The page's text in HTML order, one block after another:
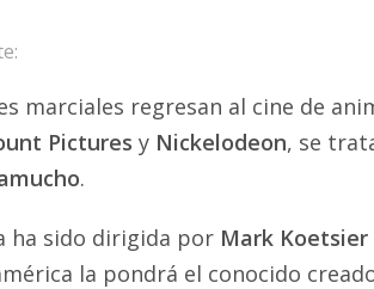
marciales regresan al cine de
Pictures y Nickelodeon, se
.
ha sido dirigida por Mark Koetsier
la pondrá el conocido